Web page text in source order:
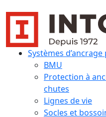
Systèmes
BMU
Protection à
chutes
Lignes de vie
Socles et